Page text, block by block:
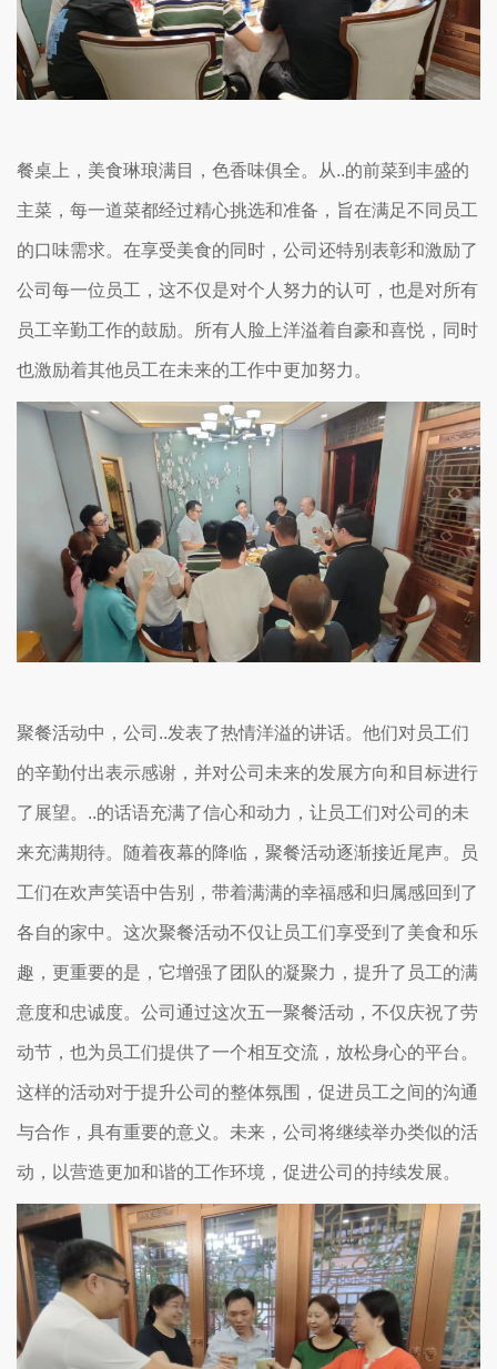
餐桌上，美食琳琅满目，色香味俱全。从..的前菜到丰盛的
主菜，每一道菜都经过精心挑选和准备，旨在满足不同员工
的口味需求。在享受美食的同时，公司还特别表彰和激励了
公司每一位员工，这不仅是对个人努力的认可，也是对所有
员工辛勤工作的鼓励。所有人脸上洋溢着自豪和喜悦，同时
也激励着其他员工在未来的工作中更加努力。
聚餐活动中，公司..发表了热情洋溢的讲话。他们对员工们
的辛勤付出表示感谢，并对公司未来的发展方向和目标进行
了展望。..的话语充满了信心和动力，让员工们对公司的未
来充满期待。随着夜幕的降临，聚餐活动逐渐接近尾声。员
工们在欢声笑语中告别，带着满满的幸福感和归属感回到了
各自的家中。这次聚餐活动不仅让员工们享受到了美食和乐
趣，更重要的是，它增强了团队的凝聚力，提升了员工的满
意度和忠诚度。公司通过这次五一聚餐活动，不仅庆祝了劳
动节，也为员工们提供了一个相互交流，放松身心的平台。
这样的活动对于提升公司的整体氛围，促进员工之间的沟通
与合作，具有重要的意义。未来，公司将继续举办类似的活
动，以营造更加和谐的工作环境，促进公司的持续发展。